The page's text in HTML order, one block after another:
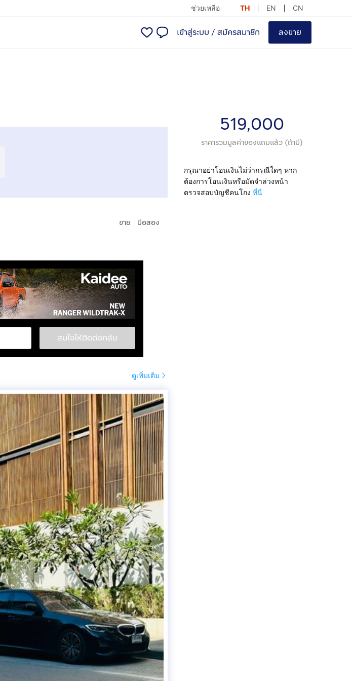
ช่วยเหลือ TH EN CN
เข้าสู่ระบบ / สมัครสมาชิก ลงขาย
ขาย มือสอง
519,000
ราคารวมมูลค่าของแถมแล้ว (ถ้ามี)
กรุณาอย่าโอนเงินไม่ว่ากรณีใดๆ หาก
ต้องการโอนเงินหรือมัดจำล่วงหน้า
ตรวจสอบบัญชีคนโกง ที่นี่
สนใจให้ติดต่อกลับ
ดูเพิ่มเติม